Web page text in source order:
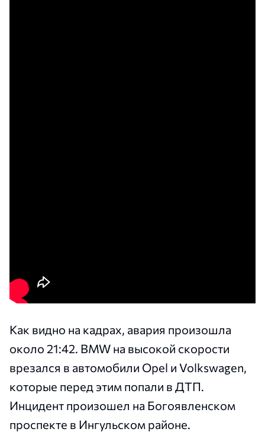
Как видно на кадрах, авария произошла
около 21:42. BMW на высокой скорости
врезался в автомобили Opel и Volkswagen,
которые перед этим попали в ДТП.
Инцидент произошел на Богоявленском
проспекте в Ингульском районе.